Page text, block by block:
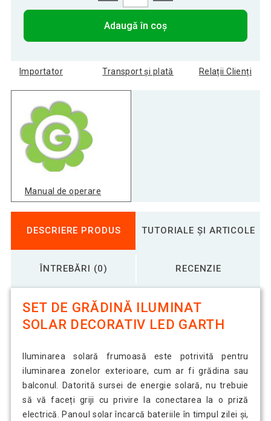
Adaugă în coș
Importator Transport și plată Relații Clienți
Manual de operare
DESCRIERE PRODUS TUTORIALE ȘI ARTICOLE
ÎNTREBĂRI (0) RECENZIE
SET DE GRĂDINĂ ILUMINAT
SOLAR DECORATIV LED GARTH
Iluminarea solară frumoasă este potrivită pentru
iluminarea zonelor exterioare, cum ar fi grădina sau
balconul. Datorită sursei de energie solară, nu trebuie
să vă faceți griji cu privire la conectarea la o priză
electrică. Panoul solar încarcă bateriile în timpul zilei și,